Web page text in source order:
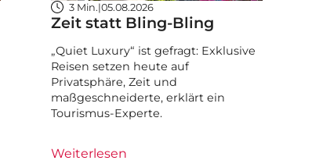
3 Min.|05.08.2026
Zeit statt Bling-Bling
„Quiet Luxury“ ist gefragt: Exklusive
Reisen setzen heute auf
Privatsphäre, Zeit und
maßgeschneiderte, erklärt ein
Tourismus-Experte.
Weiterlesen